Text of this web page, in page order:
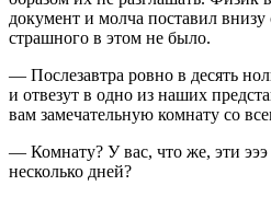
документ и молча поставил
страшного в этом не было.
— Послезавтра ровно в десять
и отвезут в одно из наших
вам замечательную комнату со
— Комнату? У вас, что же, эти эээ
несколько дней?